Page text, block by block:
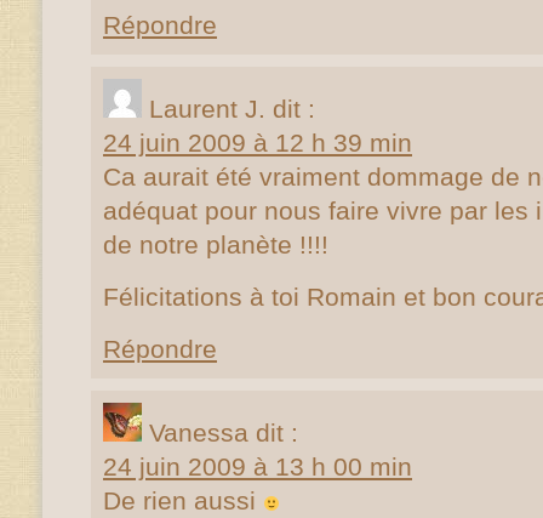
Répondre
Laurent J. dit :
24 juin 2009 à 12 h 39 min
Ca aurait été vraiment dommage de
adéquat pour nous faire vivre par les
de notre planète !!!!
Félicitations à toi Romain et bon
Répondre
Vanessa dit :
24 juin 2009 à 13 h 00 min
De rien aussi